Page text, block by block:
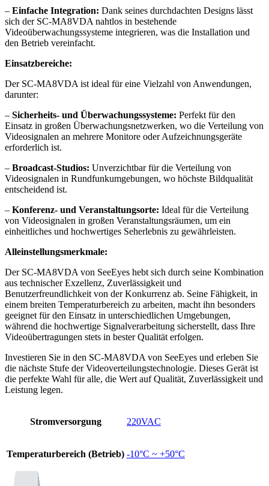
– Einfache Integration: Dank seines durchdachten Designs lässt
sich der SC-MA8VDA nahtlos in bestehende
Videoüberwachungssysteme integrieren, was die Installation und
den Betrieb vereinfacht.
Einsatzbereiche:
Der SC-MA8VDA ist ideal für eine Vielzahl von Anwendungen,
darunter:
– Sicherheits- und Überwachungssysteme: Perfekt für den
Einsatz in großen Überwachungsnetzwerken, wo die Verteilung von
Videosignalen an mehrere Monitore oder Aufzeichnungsgeräte
erforderlich ist.
– Broadcast-Studios: Unverzichtbar für die Verteilung von
Videosignalen in Rundfunkumgebungen, wo höchste Bildqualität
entscheidend ist.
– Konferenz- und Veranstaltungsorte: Ideal für die Verteilung
von Videosignalen in großen Veranstaltungsräumen, um ein
einheitliches und hochwertiges Seherlebnis zu gewährleisten.
Alleinstellungsmerkmale:
Der SC-MA8VDA von SeeEyes hebt sich durch seine Kombination
aus technischer Exzellenz, Zuverlässigkeit und
Benutzerfreundlichkeit von der Konkurrenz ab. Seine Fähigkeit, in
einem breiten Temperaturbereich zu arbeiten, macht ihn besonders
geeignet für den Einsatz in unterschiedlichen Umgebungen,
während die hochwertige Signalverarbeitung sicherstellt, dass Ihre
Videoübertragungen stets in bester Qualität erfolgen.
Investieren Sie in den SC-MA8VDA von SeeEyes und erleben Sie
die nächste Stufe der Videoverteilungstechnologie. Dieses Gerät ist
die perfekte Wahl für alle, die Wert auf Qualität, Zuverlässigkeit und
Leistung legen.
Stromversorgung 220VAC
Temperaturbereich (Betrieb) -10°C ~ +50°C